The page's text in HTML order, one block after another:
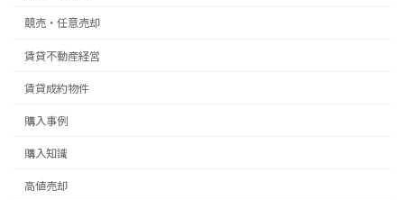
競売・任意売却
賃貸不動産経営
賃貸成約物件
購入事例
購入知識
高値売却